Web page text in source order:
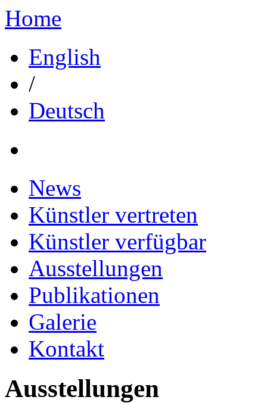
Home
English
/
Deutsch
News
Künstler vertreten
Künstler verfügbar
Ausstellungen
Publikationen
Galerie
Kontakt
Ausstellungen